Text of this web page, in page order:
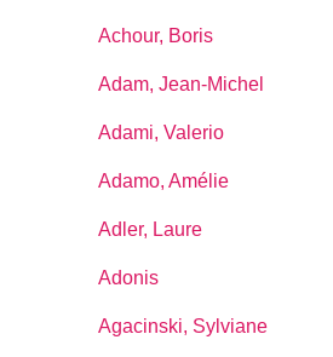
Achour, Boris
Adam, Jean-Michel
Adami, Valerio
Adamo, Amélie
Adler, Laure
Adonis
Agacinski, Sylviane